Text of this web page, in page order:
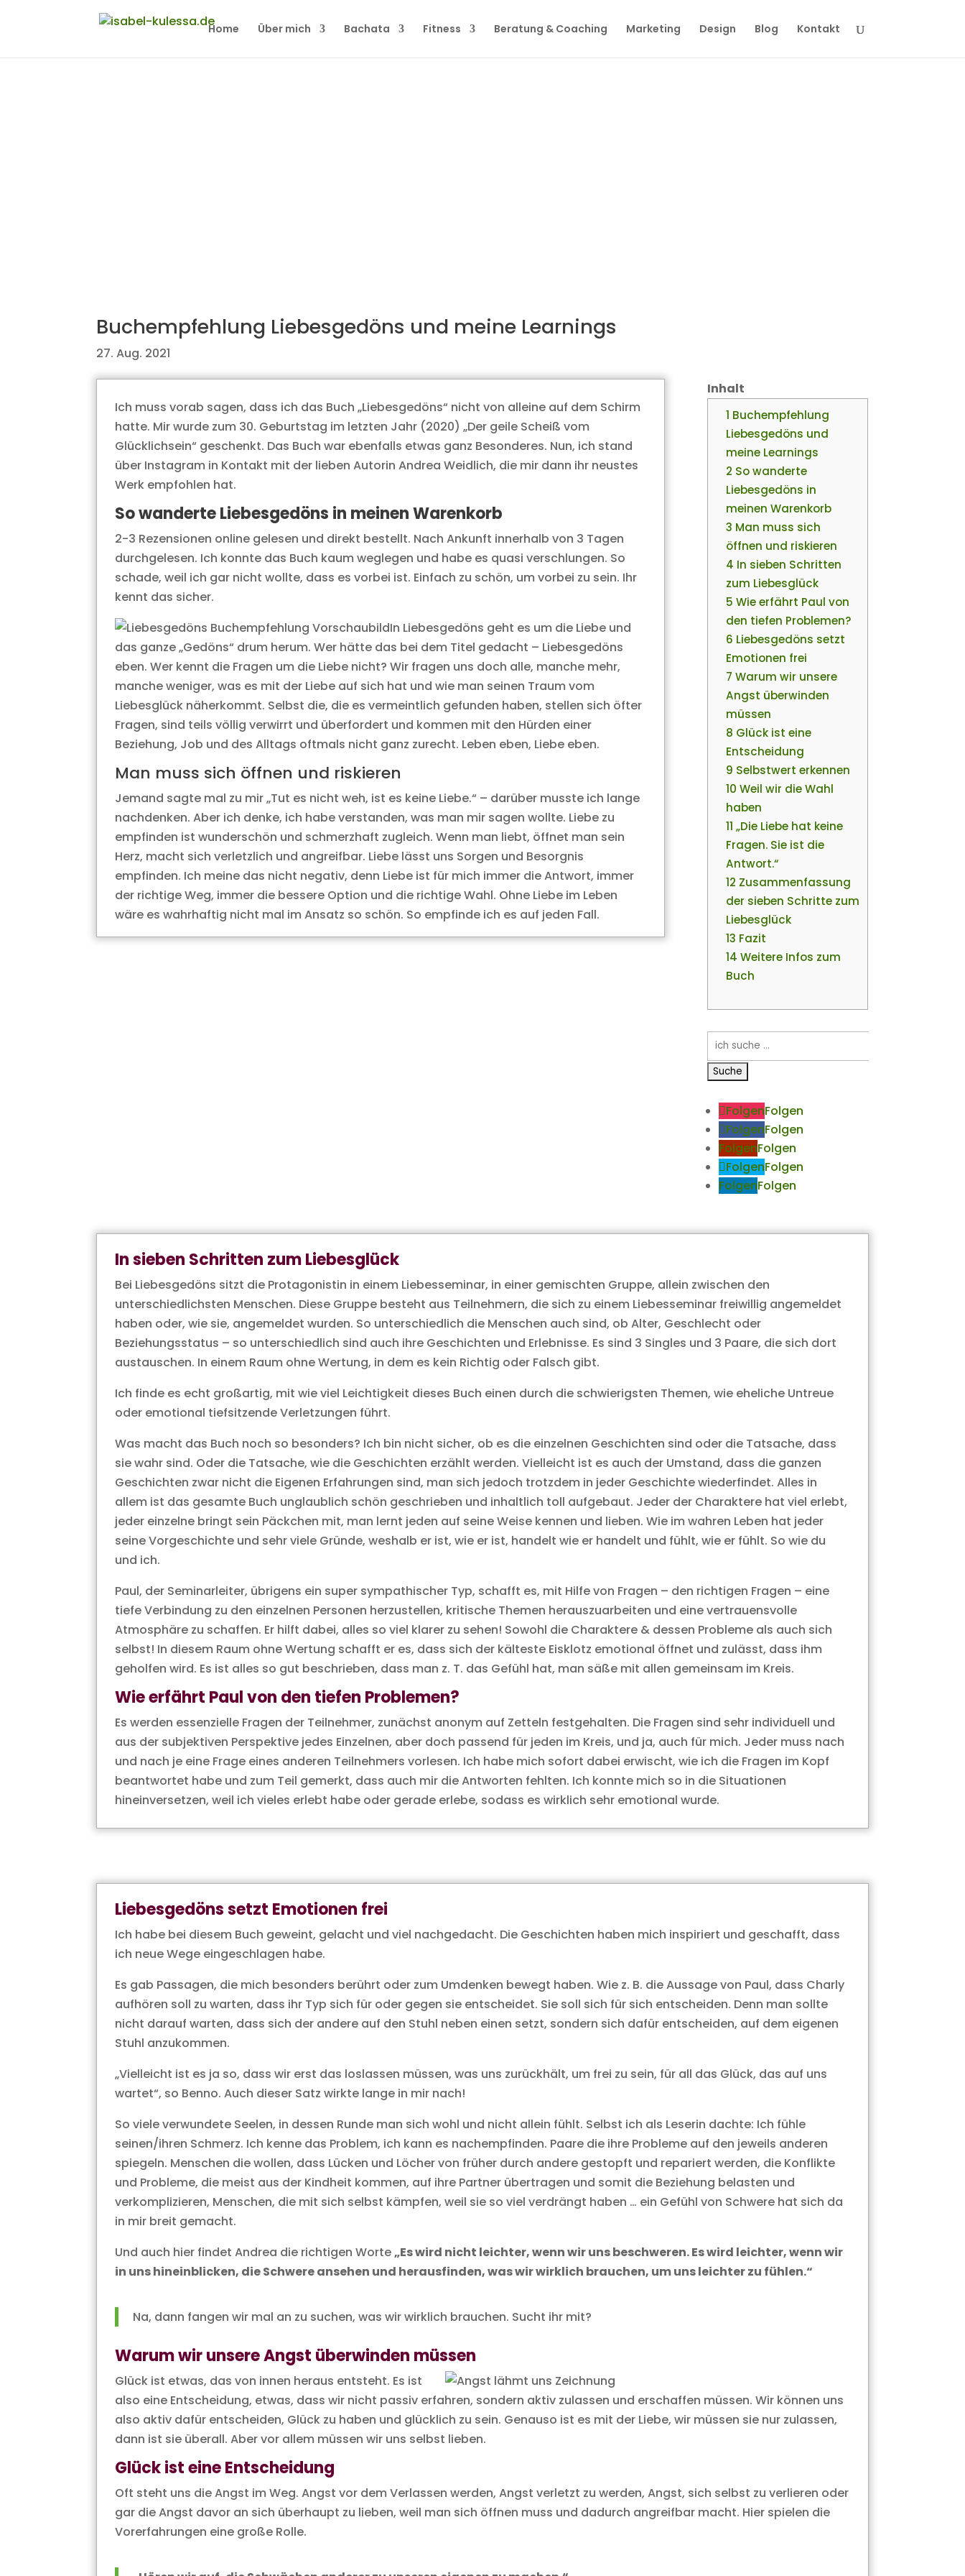
Home Über mich Bachata Fitness Beratung & Coaching Marketing Design Blog Kontakt
Buchempfehlung Liebesgedöns und meine Learnings
27. Aug. 2021
Ich muss vorab sagen, dass ich das Buch „Liebesgedöns“ nicht von alleine auf dem Schirm
hatte. Mir wurde zum 30. Geburtstag im letzten Jahr (2020) „Der geile Scheiß vom
Glücklichsein“ geschenkt. Das Buch war ebenfalls etwas ganz Besonderes. Nun, ich stand
über Instagram in Kontakt mit der lieben Autorin Andrea Weidlich, die mir dann ihr neustes
Werk empfohlen hat.
So wanderte Liebesgedöns in meinen Warenkorb
2-3 Rezensionen online gelesen und direkt bestellt. Nach Ankunft innerhalb von 3 Tagen
durchgelesen. Ich konnte das Buch kaum weglegen und habe es quasi verschlungen. So
schade, weil ich gar nicht wollte, dass es vorbei ist. Einfach zu schön, um vorbei zu sein. Ihr
kennt das sicher.
In Liebesgedöns geht es um die Liebe und
das ganze „Gedöns“ drum herum. Wer hätte das bei dem Titel gedacht – Liebesgedöns
eben. Wer kennt die Fragen um die Liebe nicht? Wir fragen uns doch alle, manche mehr,
manche weniger, was es mit der Liebe auf sich hat und wie man seinen Traum vom
Liebesglück näherkommt. Selbst die, die es vermeintlich gefunden haben, stellen sich öfter
Fragen, sind teils völlig verwirrt und überfordert und kommen mit den Hürden einer
Beziehung, Job und des Alltags oftmals nicht ganz zurecht. Leben eben, Liebe eben.
Man muss sich öffnen und riskieren
Jemand sagte mal zu mir „Tut es nicht weh, ist es keine Liebe.“ – darüber musste ich lange
nachdenken. Aber ich denke, ich habe verstanden, was man mir sagen wollte. Liebe zu
empfinden ist wunderschön und schmerzhaft zugleich. Wenn man liebt, öffnet man sein
Herz, macht sich verletzlich und angreifbar. Liebe lässt uns Sorgen und Besorgnis
empfinden. Ich meine das nicht negativ, denn Liebe ist für mich immer die Antwort, immer
der richtige Weg, immer die bessere Option und die richtige Wahl. Ohne Liebe im Leben
wäre es wahrhaftig nicht mal im Ansatz so schön. So empfinde ich es auf jeden Fall.
Inhalt
1 Buchempfehlung
Liebesgedöns und
meine Learnings
2 So wanderte
Liebesgedöns in
meinen Warenkorb
3 Man muss sich
öffnen und riskieren
4 In sieben Schritten
zum Liebesglück
5 Wie erfährt Paul von
den tiefen Problemen?
6 Liebesgedöns setzt
Emotionen frei
7 Warum wir unsere
Angst überwinden
müssen
8 Glück ist eine
Entscheidung
9 Selbstwert erkennen
10 Weil wir die Wahl
haben
11 „Die Liebe hat keine
Fragen. Sie ist die
Antwort.“
12 Zusammenfassung
der sieben Schritte zum
Liebesglück
13 Fazit
14 Weitere Infos zum
Buch
Suchen
nach:
FolgenFolgen
FolgenFolgen
FolgenFolgen
FolgenFolgen
FolgenFolgen
In sieben Schritten zum Liebesglück
Bei Liebesgedöns sitzt die Protagonistin in einem Liebesseminar, in einer gemischten Gruppe, allein zwischen den
unterschiedlichsten Menschen. Diese Gruppe besteht aus Teilnehmern, die sich zu einem Liebesseminar freiwillig angemeldet
haben oder, wie sie, angemeldet wurden. So unterschiedlich die Menschen auch sind, ob Alter, Geschlecht oder
Beziehungsstatus – so unterschiedlich sind auch ihre Geschichten und Erlebnisse. Es sind 3 Singles und 3 Paare, die sich dort
austauschen. In einem Raum ohne Wertung, in dem es kein Richtig oder Falsch gibt.
Ich finde es echt großartig, mit wie viel Leichtigkeit dieses Buch einen durch die schwierigsten Themen, wie eheliche Untreue
oder emotional tiefsitzende Verletzungen führt.
Was macht das Buch noch so besonders? Ich bin nicht sicher, ob es die einzelnen Geschichten sind oder die Tatsache, dass
sie wahr sind. Oder die Tatsache, wie die Geschichten erzählt werden. Vielleicht ist es auch der Umstand, dass die ganzen
Geschichten zwar nicht die Eigenen Erfahrungen sind, man sich jedoch trotzdem in jeder Geschichte wiederfindet. Alles in
allem ist das gesamte Buch unglaublich schön geschrieben und inhaltlich toll aufgebaut. Jeder der Charaktere hat viel erlebt,
jeder einzelne bringt sein Päckchen mit, man lernt jeden auf seine Weise kennen und lieben. Wie im wahren Leben hat jeder
seine Vorgeschichte und sehr viele Gründe, weshalb er ist, wie er ist, handelt wie er handelt und fühlt, wie er fühlt. So wie du
und ich.
Paul, der Seminarleiter, übrigens ein super sympathischer Typ, schafft es, mit Hilfe von Fragen – den richtigen Fragen – eine
tiefe Verbindung zu den einzelnen Personen herzustellen, kritische Themen herauszuarbeiten und eine vertrauensvolle
Atmosphäre zu schaffen. Er hilft dabei, alles so viel klarer zu sehen! Sowohl die Charaktere & dessen Probleme als auch sich
selbst! In diesem Raum ohne Wertung schafft er es, dass sich der kälteste Eisklotz emotional öffnet und zulässt, dass ihm
geholfen wird. Es ist alles so gut beschrieben, dass man z. T. das Gefühl hat, man säße mit allen gemeinsam im Kreis.
Wie erfährt Paul von den tiefen Problemen?
Es werden essenzielle Fragen der Teilnehmer, zunächst anonym auf Zetteln festgehalten. Die Fragen sind sehr individuell und
aus der subjektiven Perspektive jedes Einzelnen, aber doch passend für jeden im Kreis, und ja, auch für mich. Jeder muss nach
und nach je eine Frage eines anderen Teilnehmers vorlesen. Ich habe mich sofort dabei erwischt, wie ich die Fragen im Kopf
beantwortet habe und zum Teil gemerkt, dass auch mir die Antworten fehlten. Ich konnte mich so in die Situationen
hineinversetzen, weil ich vieles erlebt habe oder gerade erlebe, sodass es wirklich sehr emotional wurde.
Liebesgedöns setzt Emotionen frei
Ich habe bei diesem Buch geweint, gelacht und viel nachgedacht. Die Geschichten haben mich inspiriert und geschafft, dass
ich neue Wege eingeschlagen habe.
Es gab Passagen, die mich besonders berührt oder zum Umdenken bewegt haben. Wie z. B. die Aussage von Paul, dass Charly
aufhören soll zu warten, dass ihr Typ sich für oder gegen sie entscheidet. Sie soll sich für sich entscheiden. Denn man sollte
nicht darauf warten, dass sich der andere auf den Stuhl neben einen setzt, sondern sich dafür entscheiden, auf dem eigenen
Stuhl anzukommen.
„Vielleicht ist es ja so, dass wir erst das loslassen müssen, was uns zurückhält, um frei zu sein, für all das Glück, das auf uns
wartet“, so Benno. Auch dieser Satz wirkte lange in mir nach!
So viele verwundete Seelen, in dessen Runde man sich wohl und nicht allein fühlt. Selbst ich als Leserin dachte: Ich fühle
seinen/ihren Schmerz. Ich kenne das Problem, ich kann es nachempfinden. Paare die ihre Probleme auf den jeweils anderen
spiegeln. Menschen die wollen, dass Lücken und Löcher von früher durch andere gestopft und repariert werden, die Konflikte
und Probleme, die meist aus der Kindheit kommen, auf ihre Partner übertragen und somit die Beziehung belasten und
verkomplizieren, Menschen, die mit sich selbst kämpfen, weil sie so viel verdrängt haben … ein Gefühl von Schwere hat sich da
in mir breit gemacht.
Und auch hier findet Andrea die richtigen Worte„Es wird nicht leichter, wenn wir uns beschweren. Es wird leichter, wenn wir
in uns hineinblicken, die Schwere ansehen und herausfinden, was wir wirklich brauchen, um uns leichter zu fühlen.“
Na, dann fangen wir mal an zu suchen, was wir wirklich brauchen. Sucht ihr mit?
Warum wir unsere Angst überwinden müssen
Glück ist etwas, das von innen heraus entsteht. Es ist
also eine Entscheidung, etwas, dass wir nicht passiv erfahren, sondern aktiv zulassen und erschaffen müssen. Wir können uns
also aktiv dafür entscheiden, Glück zu haben und glücklich zu sein. Genauso ist es mit der Liebe, wir müssen sie nur zulassen,
dann ist sie überall. Aber vor allem müssen wir uns selbst lieben.
Glück ist eine Entscheidung
Oft steht uns die Angst im Weg. Angst vor dem Verlassen werden, Angst verletzt zu werden, Angst, sich selbst zu verlieren oder
gar die Angst davor an sich überhaupt zu lieben, weil man sich öffnen muss und dadurch angreifbar macht. Hier spielen die
Vorerfahrungen eine große Rolle.